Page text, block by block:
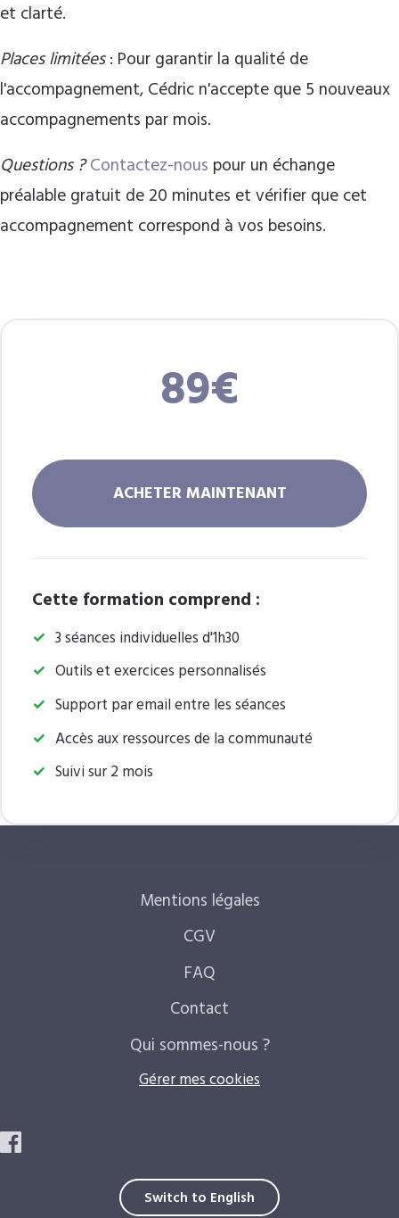
et clarté.
Places limitées: Pour garantir la qualité de
l'accompagnement, Cédric n'accepte que 5 nouveaux
accompagnements par mois.
Questions ? Contactez-nous pour un échange
préalable gratuit de 20 minutes et vérifier que cet
accompagnement correspond à vos besoins.
89€
ACHETER MAINTENANT
Cette formation comprend :
3 séances individuelles d'1h30
Outils et exercices personnalisés
Support par email entre les séances
Accès aux ressources de la communauté
Suivi sur 2 mois
Mentions légales
CGV
FAQ
Contact
Qui sommes-nous ?
Gérer mes cookies
Switch to English